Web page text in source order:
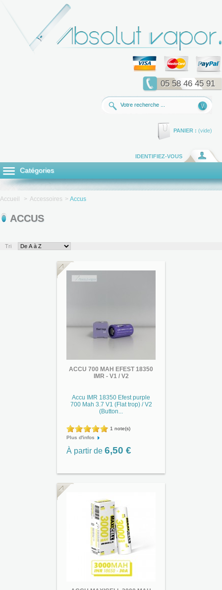
05 58 46 45 91
PANIER : (vide)
IDENTIFIEZ-VOUS
Catégories
Accueil > Accessoires > Accus
ACCUS
Tri
ACCU 700 MAH EFEST 18350
IMR - V1 / V2
Accu IMR 18350 Efest purple
700 Mah 3.7 V1 (Flat trop) / V2
(Button...
1 note(s)
Plus d'infos
À partir de 6,50 €